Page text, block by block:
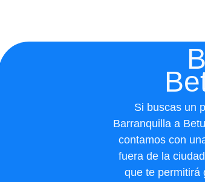
Si buscas un
Barranquilla a
contamos con
fuera de la
que te permitirá